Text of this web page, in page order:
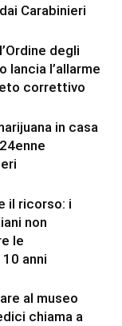
Carabinieri
degli
l’allarme
correttivo
in casa
il ricorso: i
non
le
anni
al museo
chiama a